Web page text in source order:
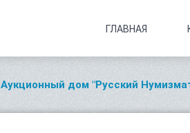
ГЛАВНАЯ
Аукционный дом "Русский